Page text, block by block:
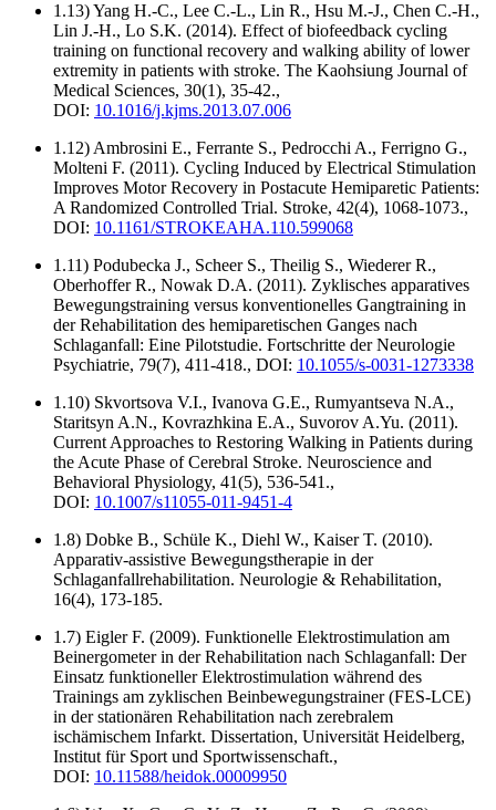
1.13) Yang H.-C., Lee C.-L., Lin R., Hsu M.-J., Chen C.-H.,
Lin J.-H., Lo S.K. (2014). Effect of biofeedback cycling
training on functional recovery and walking ability of lower
extremity in patients with stroke. The Kaohsiung Journal of
Medical Sciences, 30(1), 35-42.,
DOI: 10.1016/j.kjms.2013.07.006
1.12) Ambrosini E., Ferrante S., Pedrocchi A., Ferrigno G.,
Molteni F. (2011). Cycling Induced by Electrical Stimulation
Improves Motor Recovery in Postacute Hemiparetic Patients:
A Randomized Controlled Trial. Stroke, 42(4), 1068-1073.,
DOI: 10.1161/STROKEAHA.110.599068
1.11) Podubecka J., Scheer S., Theilig S., Wiederer R.,
Oberhoffer R., Nowak D.A. (2011). Zyklisches apparatives
Bewegungstraining versus konventionelles Gangtraining in
der Rehabilitation des hemiparetischen Ganges nach
Schlaganfall: Eine Pilotstudie. Fortschritte der Neurologie
Psychiatrie, 79(7), 411-418., DOI: 10.1055/s-0031-1273338
1.10) Skvortsova V.I., Ivanova G.E., Rumyantseva N.A.,
Staritsyn A.N., Kovrazhkina E.A., Suvorov A.Yu. (2011).
Current Approaches to Restoring Walking in Patients during
the Acute Phase of Cerebral Stroke. Neuroscience and
Behavioral Physiology, 41(5), 536-541.,
DOI: 10.1007/s11055-011-9451-4
1.8) Dobke B., Schüle K., Diehl W., Kaiser T. (2010).
Apparativ-assistive Bewegungstherapie in der
Schlaganfallrehabilitation. Neurologie & Rehabilitation,
16(4), 173-185.
1.7) Eigler F. (2009). Funktionelle Elektrostimulation am
Beinergometer in der Rehabilitation nach Schlaganfall: Der
Einsatz funktioneller Elektrostimulation während des
Trainings am zyklischen Beinbewegungstrainer (FES-LCE)
in der stationären Rehabilitation nach zerebralem
ischämischem Infarkt. Dissertation, Universität Heidelberg,
Institut für Sport und Sportwissenschaft.,
DOI: 10.11588/heidok.00009950